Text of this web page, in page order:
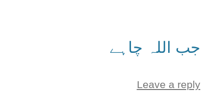
جب اللہ چاہے
Leave a reply